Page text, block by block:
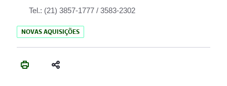
Tel.: (21) 3857-1777 / 3583-2302
NOVAS AQUISIÇÕES